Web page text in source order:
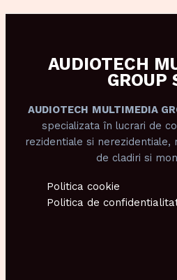
AUDIOTECH
GROUP
AUDIOTECH MULTIMEDIA
specializata în lucrari de
rezidentiale si nerezidentiale,
de cladiri si
Politica cookie
Politica de